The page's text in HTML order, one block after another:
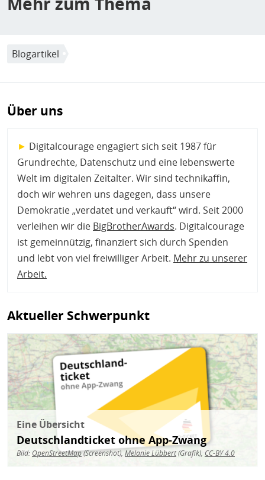
Blogartikel
Über uns
► Digitalcourage engagiert sich seit 1987 für
Grundrechte, Datenschutz und eine lebenswerte
Welt im digitalen Zeitalter. Wir sind technikaffin,
doch wir wehren uns dagegen, dass unsere
Demokratie „verdatet und verkauft“ wird. Seit 2000
verleihen wir die BigBrotherAwards. Digitalcourage
ist gemeinnützig, finanziert sich durch Spenden
und lebt von viel freiwilliger Arbeit. Mehr zu unserer
Arbeit.
Aktueller Schwerpunkt
Bild
Eine Übersicht
Deutschlandticket ohne App-Zwang
Bild: OpenStreetMap(Screenshot),Melanie Lübbert(Grafik), CC-BY 4.0